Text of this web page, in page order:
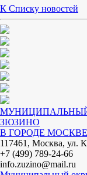
К Списку новостей
ЗЮЗИНО
В ГОРОДЕ МОСКВЕ
117461, Москва, ул.
+7 (499) 789-24-66
info.zuzino@mail.ru